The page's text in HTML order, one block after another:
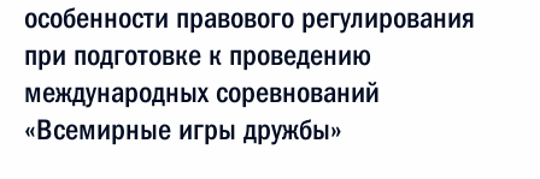
особенности правового регулирования
при подготовке к проведению
международных соревнований
«Всемирные игры дружбы»